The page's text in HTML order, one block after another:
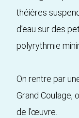
théières
d’eau sur des
polyrythmie
On rentre par
Grand Coulage,
de l’œuvre.